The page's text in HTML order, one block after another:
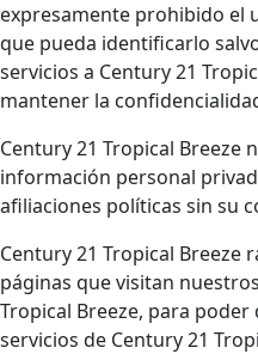
expresamente prohibido el
que pueda identificarlo
servicios a Century 21
mantener la
Century 21 Tropical Breeze
información personal
afiliaciones políticas sin su
Century 21 Tropical Breeze
páginas que visitan
Tropical Breeze, para
servicios de Century 21